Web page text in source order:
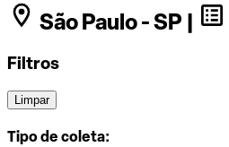
São Paulo - SP |
Filtros
Limpar
Tipo de coleta: